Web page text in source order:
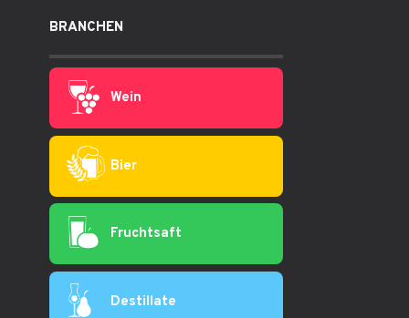
BRANCHEN
Wein
Bier
Fruchtsaft
Destillate